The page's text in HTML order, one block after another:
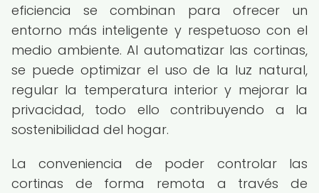
eficiencia se combinan para ofrecer un
entorno más inteligente y respetuoso con el
medio ambiente. Al automatizar las cortinas,
se puede optimizar el uso de la luz natural,
regular la temperatura interior y mejorar la
privacidad, todo ello contribuyendo a la
sostenibilidad del hogar.
La conveniencia de poder controlar las
cortinas de forma remota a través de